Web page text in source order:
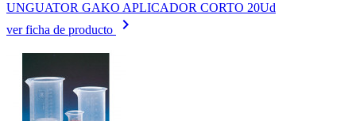
UNGUATOR GAKO APLICADOR CORTO 20Ud
ver ficha de producto
keyboard_arrow_right